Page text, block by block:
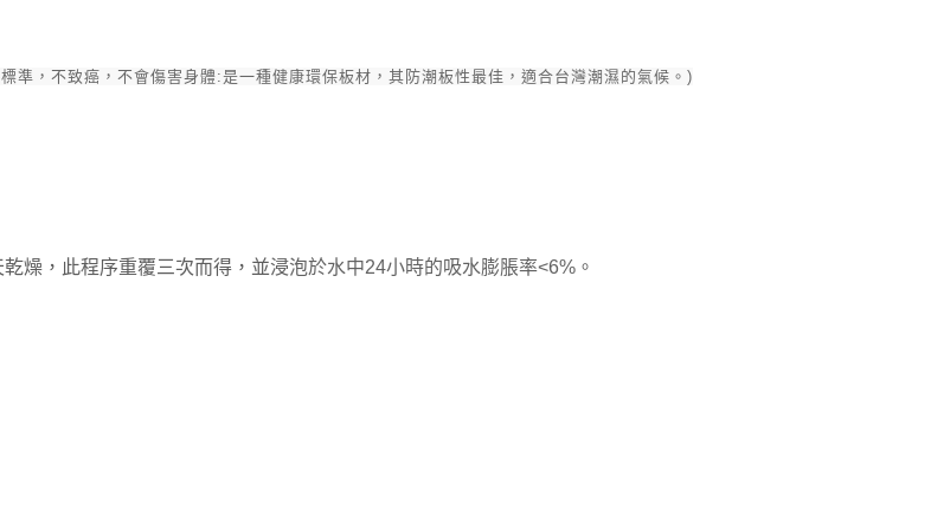
準， 不致癌，不會傷害身體:是一種健康環保板材， 其防潮板性最佳，適合台灣潮濕的氣候。)
燥，此程序重覆三次而得，並浸泡於水中24小時的吸水膨脹率<6%。